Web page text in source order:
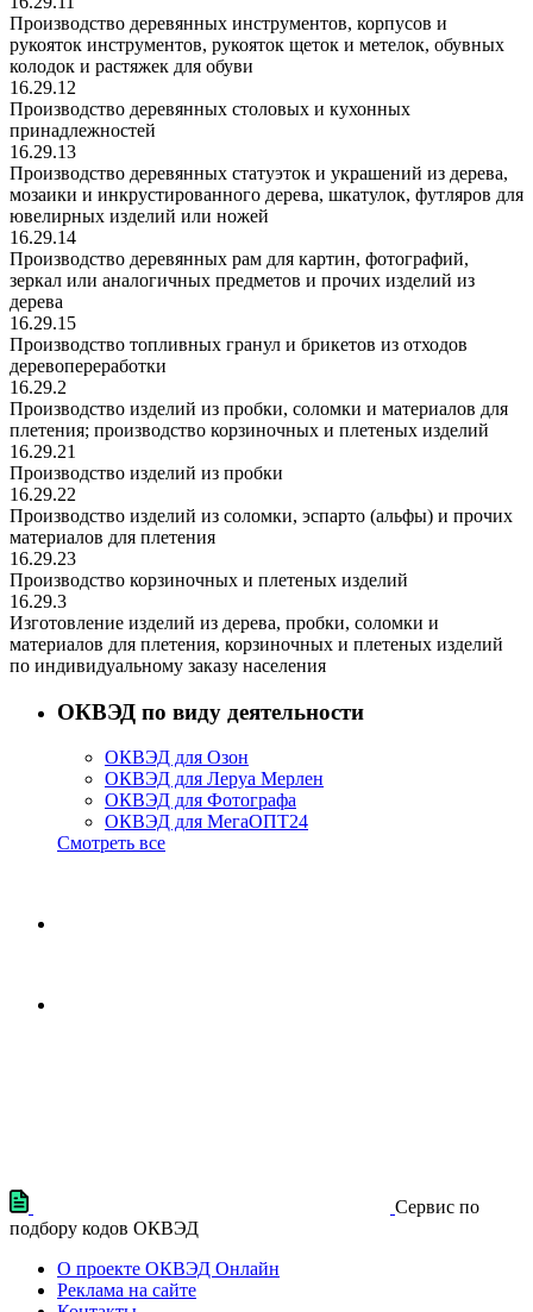
Производство деревянных инструментов, корпусов и
рукояток инструментов, рукояток щеток и метелок, обувных
колодок и растяжек для обуви
16.29.12
Производство деревянных столовых и кухонных
принадлежностей
16.29.13
Производство деревянных статуэток и украшений из дерева,
мозаики и инкрустированного дерева, шкатулок, футляров для
ювелирных изделий или ножей
16.29.14
Производство деревянных рам для картин, фотографий,
зеркал или аналогичных предметов и прочих изделий из
дерева
16.29.15
Производство топливных гранул и брикетов из отходов
деревопереработки
16.29.2
Производство изделий из пробки, соломки и материалов для
плетения; производство корзиночных и плетеных изделий
16.29.21
Производство изделий из пробки
16.29.22
Производство изделий из соломки, эспарто (альфы) и прочих
материалов для плетения
16.29.23
Производство корзиночных и плетеных изделий
16.29.3
Изготовление изделий из дерева, пробки, соломки и
материалов для плетения, корзиночных и плетеных изделий
по индивидуальному заказу населения
ОКВЭД по виду деятельности
ОКВЭД для Озон
ОКВЭД для Леруа Мерлен
ОКВЭД для Фотографа
ОКВЭД для МегаОПТ24
Смотреть все
Сервис по
подбору кодов ОКВЭД
О проекте ОКВЭД Онлайн
Реклама на сайте